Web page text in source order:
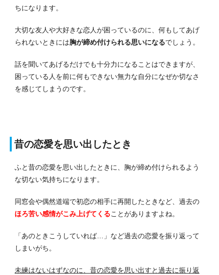
ちになります。
大切な友人や大好きな恋人が困っているのに、何もしてあげ
られないときには胸が締め付けられる思いになるでしょう。
話を聞いてあげるだけでも十分力になることはできますが、
困っている人を前に何もできない無力な自分になぜか切なさ
を感じてしまうのです。
昔の恋愛を思い出したとき
ふと昔の恋愛を思い出したときに、胸が締め付けられるよう
な切ない気持ちになります。
同窓会や偶然道端で初恋の相手に再開したときなど、過去の
ほろ苦い感情がこみ上げてくることがありますよね。
「あのときこうしていれば…」など過去の恋愛を振り返って
しまいがち。
未練はないはずなのに、昔の恋愛を思い出すと過去に振り返